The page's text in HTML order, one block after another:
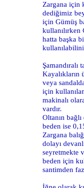
Zargana için
dediğimiz
için Gümüş
kullanılırken
hatta başka
Şamandıralı
Kayalıkların
veya
için
makinalı
vardır.
Oltanın
beden ise
Zargana
dolayı
seyretmekte
beden için
santimden